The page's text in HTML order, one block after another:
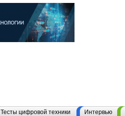
Тесты цифровой техники Интервью